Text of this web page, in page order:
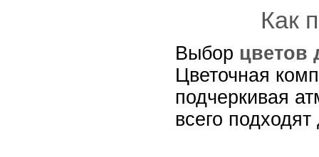
Как
Выбор цветов
Цветочная
подчеркивая
всего